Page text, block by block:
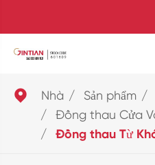
 Nhà Sản phẩm
Đồng thau Cửa
Đồng thau Từ